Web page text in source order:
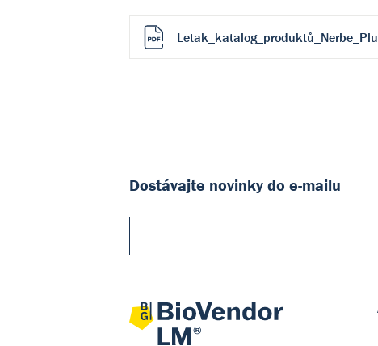
Dostávajte novinky do e-mailu